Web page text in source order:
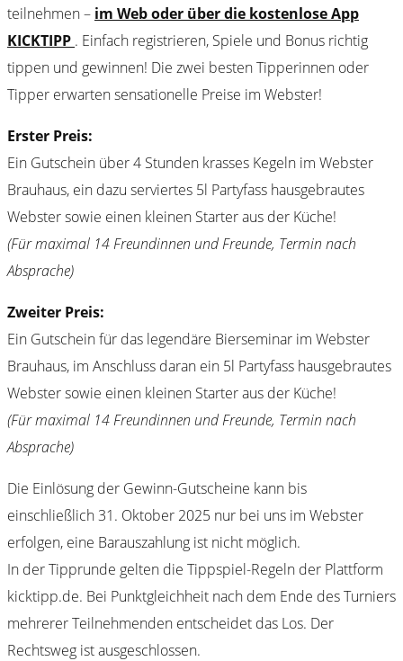
teilnehmen – im Web oder über die kostenlose App
KICKTIPP . Einfach registrieren, Spiele und Bonus richtig
tippen und gewinnen! Die zwei besten Tipperinnen oder
Tipper erwarten sensationelle Preise im Webster!
Erster Preis:
Ein Gutschein über 4 Stunden krasses Kegeln im Webster
Brauhaus, ein dazu serviertes 5l Partyfass hausgebrautes
Webster sowie einen kleinen Starter aus der Küche!
(Für maximal 14 Freundinnen und Freunde, Termin nach
Absprache)
Zweiter Preis:
Ein Gutschein für das legendäre Bierseminar im Webster
Brauhaus, im Anschluss daran ein 5l Partyfass hausgebrautes
Webster sowie einen kleinen Starter aus der Küche!
(Für maximal 14 Freundinnen und Freunde, Termin nach
Absprache)
Die Einlösung der Gewinn-Gutscheine kann bis
einschließlich 31. Oktober 2025 nur bei uns im Webster
erfolgen, eine Barauszahlung ist nicht möglich.
In der Tipprunde gelten die Tippspiel-Regeln der Plattform
kicktipp.de. Bei Punktgleichheit nach dem Ende des Turniers
mehrerer Teilnehmenden entscheidet das Los. Der
Rechtsweg ist ausgeschlossen.